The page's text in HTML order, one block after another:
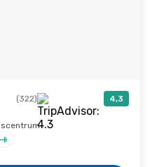
(322) 4,3